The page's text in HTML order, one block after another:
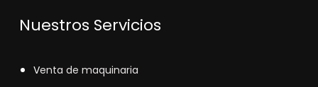
Nuestros Servicios
Venta de maquinaria